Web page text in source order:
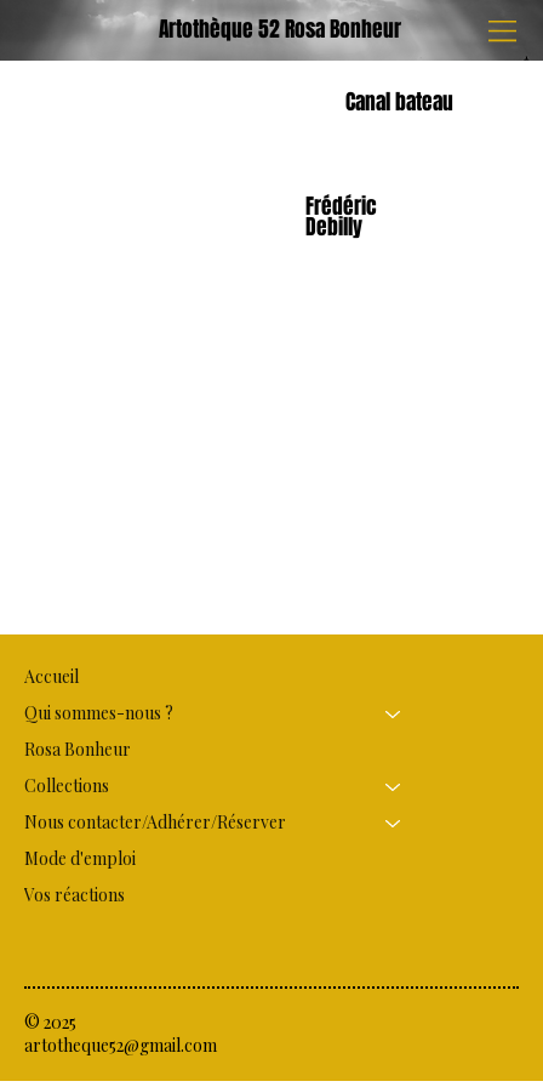
Artothèque 52 Rosa Bonheur
Canal bateau
Frédéric
Debilly
Accueil
Qui sommes-nous ?
Rosa Bonheur
Collections
Nous contacter/Adhérer/Réserver
Mode d'emploi
Vos réactions
© 2025
artotheque52@gmail.com